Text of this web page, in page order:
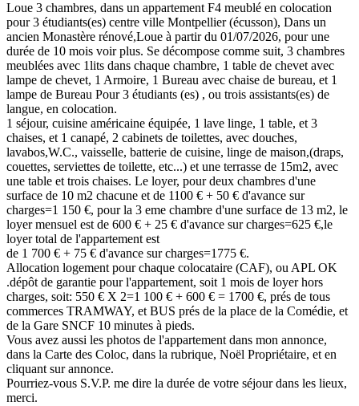
Loue 3 chambres, dans un appartement F4 meublé en colocation
pour 3 étudiants(es) centre ville Montpellier (écusson), Dans un
ancien Monastère rénové,Loue à partir du 01/07/2026, pour une
durée de 10 mois voir plus. Se décompose comme suit, 3 chambres
meublées avec 1lits dans chaque chambre, 1 table de chevet avec
lampe de chevet, 1 Armoire, 1 Bureau avec chaise de bureau, et 1
lampe de Bureau Pour 3 étudiants (es) , ou trois assistants(es) de
langue, en colocation.
1 séjour, cuisine américaine équipée, 1 lave linge, 1 table, et 3
chaises, et 1 canapé, 2 cabinets de toilettes, avec douches,
lavabos,W.C., vaisselle, batterie de cuisine, linge de maison,(draps,
couettes, serviettes de toilette, etc...) et une terrasse de 15m2, avec
une table et trois chaises. Le loyer, pour deux chambres d'une
surface de 10 m2 chacune et de 1100 € + 50 € d'avance sur
charges=1 150 €, pour la 3 eme chambre d'une surface de 13 m2, le
loyer mensuel est de 600 € + 25 € d'avance sur charges=625 €,le
loyer total de l'appartement est
de 1 700 € + 75 € d'avance sur charges=1775 €.
Allocation logement pour chaque colocataire (CAF), ou APL OK
.dépôt de garantie pour l'appartement, soit 1 mois de loyer hors
charges, soit: 550 € X 2=1 100 € + 600 € = 1700 €, prés de tous
commerces TRAMWAY, et BUS prés de la place de la Comédie, et
de la Gare SNCF 10 minutes à pieds.
Vous avez aussi les photos de l'appartement dans mon annonce,
dans la Carte des Coloc, dans la rubrique, Noël Propriétaire, et en
cliquant sur annonce.
Pourriez-vous S.V.P. me dire la durée de votre séjour dans les lieux,
merci.